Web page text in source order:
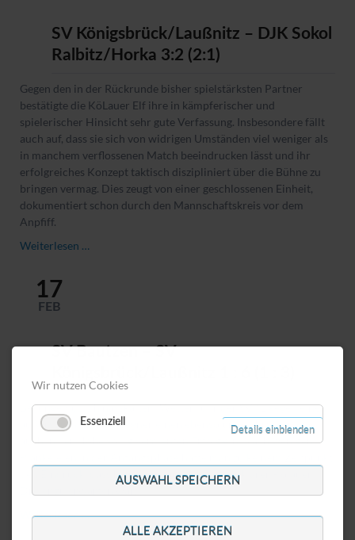
SV Königsbrück/Laußnitz – DJK Sokol
Ralbitz/Horka 3:2 (2:1)
Gegen den in der Rückrunde bisher spielstärksten Partner
bestätigte die KöLauer Elf ihre in kämpferischer und
spielerischer Hinsicht sehr gute Verfassung. Insbesondere fällt
auch auf, dass sie sich von widrigen Umständen viel weniger als
in manchem verflossenen Match beeindrucken lässt und ihr
erfolgreiches Konzept taktisch diszipliniert über die Bühne zu
bringen vermag. Dies zeugt von einer geschlossenen Einheit,
dokumentiert schon durch den Mannschaftskreis vor dem
Anpfiff.
Weiterlesen …
3:2
17
FEB
SV Bautzen – SV
Bei ungemütlich nasskaltem Wetter fuhr der SVKL gegen einen
äußerst schwachen Gegner einen ebenso ungefährdeten wie
auch in der Höhe völlig verdienten Erfolg ein. Nach wenigen
den Eindruck, dass hier etwas anderes als ein klarer Kölauer
Dreier zu erwarten war.
Weiterlesen …SV
Bautzen
Wir nutzen Cookies
Essenziell
Details einblenden
AUSWAHL SPEICHERN
ALLE AKZEPTIEREN